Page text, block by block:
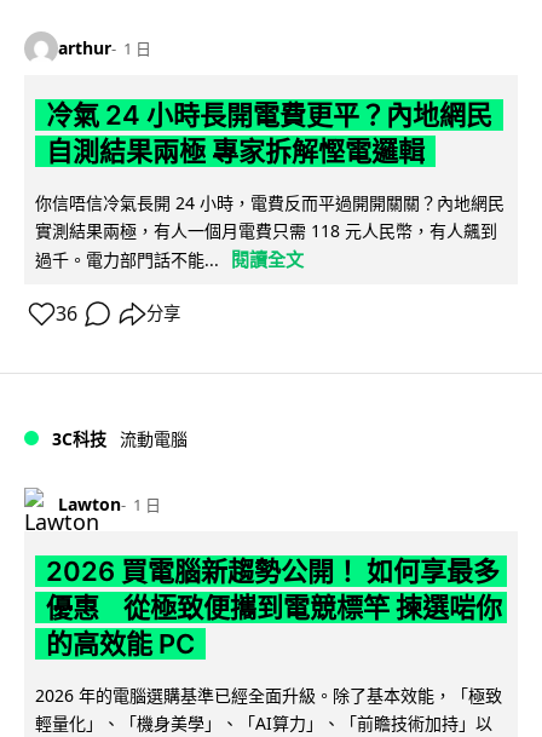
arthur 1 日
冷氣 24 小時長開電費更平？內地網民
自測結果兩極 專家拆解慳電邏輯
你信唔信冷氣長開 24 小時，電費反而平過開開關關？內地網民
實測結果兩極，有人一個月電費只需 118 元人民幣，有人飆到
過千。電力部門話不能...
閱讀全文
36 分享
3C科技 流動電腦
Lawton 1 日
2026 買電腦新趨勢公開！ 如何享最多
優惠 從極致便攜到電競標竿 揀選啱你
的高效能 PC
2026 年的電腦選購基準已經全面升級。除了基本效能，「極致
輕量化」、「機身美學」、「AI算力」、「前瞻技術加持」以